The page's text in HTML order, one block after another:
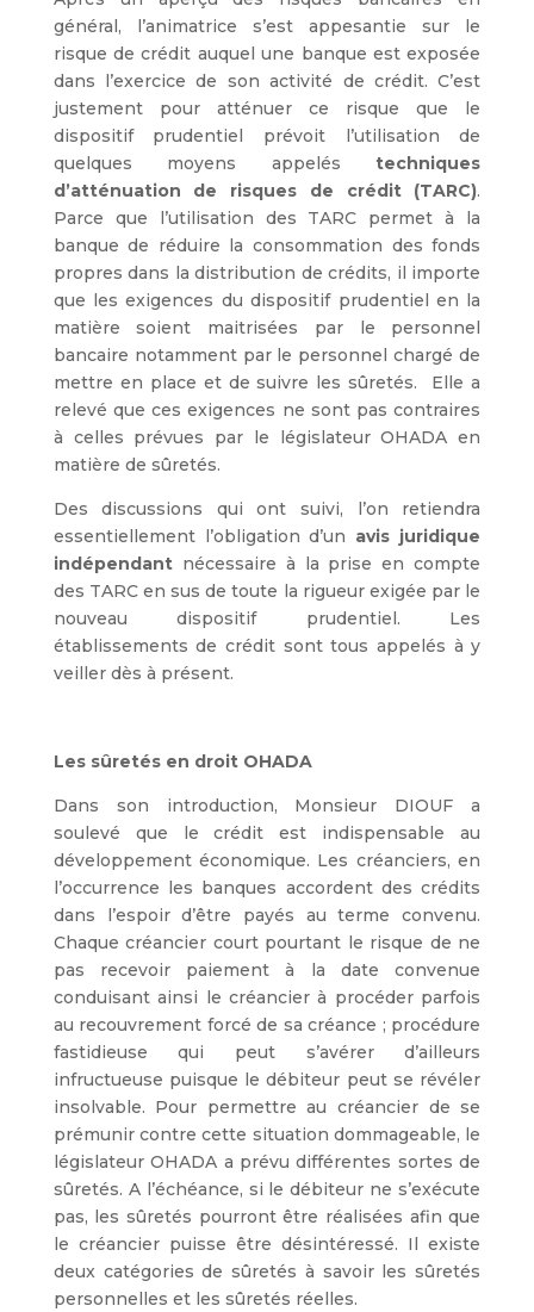
général, l’animatrice s’est appesantie sur le
risque de crédit auquel une banque est exposée
dans l’exercice de son activité de crédit. C’est
justement pour atténuer ce risque que le
dispositif prudentiel prévoit l’utilisation de
quelques moyens appeléstechniques
d’atténuation de risques de crédit (TARC).
Parce que l’utilisation des TARC permet à la
banque de réduire la consommation des fonds
propres dans la distribution de crédits, il importe
que les exigences du dispositif prudentiel en la
matière soient maitrisées par le personnel
bancaire notamment par le personnel chargé de
mettre en place et de suivre les sûretés. Elle a
relevé que ces exigences ne sont pas contraires
à celles prévues par le législateur OHADA en
matière de sûretés.
Des discussions qui ont suivi, l’on retiendra
essentiellement l’obligation d’un avis juridique
indépendant nécessaire à la prise en compte
des TARC en sus de toute la rigueur exigée par le
nouveau dispositif prudentiel. Les
établissements de crédit sont tous appelés à y
veiller dès à présent.
Les sûretés en droit OHADA
Dans son introduction, Monsieur DIOUF a
soulevé que le crédit est indispensable au
développement économique. Les créanciers, en
l’occurrence les banques accordent des crédits
dans l’espoir d’être payés au terme convenu.
Chaque créancier court pourtant le risque de ne
pas recevoir paiement à la date convenue
conduisant ainsi le créancier à procéder parfois
au recouvrement forcé de sa créance ; procédure
fastidieuse qui peut s’avérer d’ailleurs
infructueuse puisque le débiteur peut se révéler
insolvable. Pour permettre au créancier de se
prémunir contre cette situation dommageable, le
législateur OHADA a prévu différentes sortes de
sûretés. A l’échéance, si le débiteur ne s’exécute
pas, les sûretés pourront être réalisées afin que
le créancier puisse être désintéressé. Il existe
deux catégories de sûretés à savoir les sûretés
personnelles et les sûretés réelles.